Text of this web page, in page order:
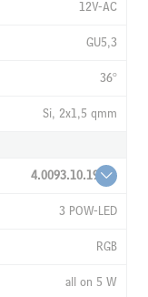
12V-AC
GU5,3
36°
Si, 2x1,5 qmm
4.0093.10.19
3 POW-LED
RGB
all on 5 W